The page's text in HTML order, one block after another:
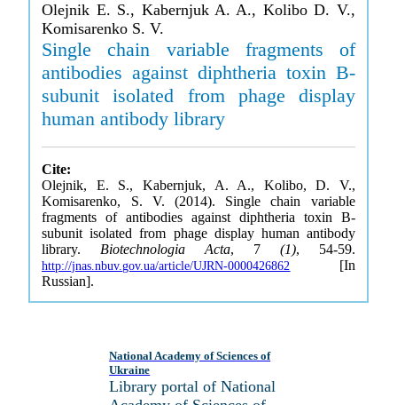
Olejnik E. S., Kabernjuk A. A., Kolibo D. V.,
Komisarenko S. V.
Single chain variable fragments of
antibodies against diphtheria toxin B-
subunit isolated from phage display
human antibody library
Cite:
Olejnik, E. S., Kabernjuk, A. A., Kolibo, D. V.,
Komisarenko, S. V. (2014). Single chain variable
fragments of antibodies against diphtheria toxin B-
subunit isolated from phage display human antibody
library. Biotechnologia Acta, 7 (1), 54-59.
http://jnas.nbuv.gov.ua/article/UJRN-0000426862 [In
Russian].
National Academy of Sciences of
Ukraine
Library portal of National